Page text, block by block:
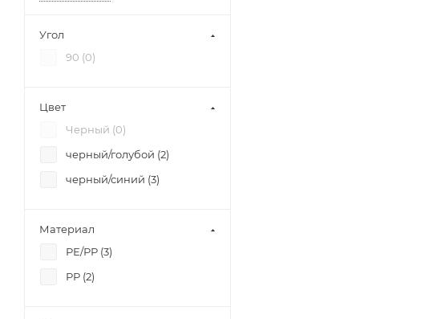
Угол
90 (0)
Цвет
Черный (0)
черный/голубой (2)
черный/синий (3)
Материал
РЕ/РР (3)
РР (2)